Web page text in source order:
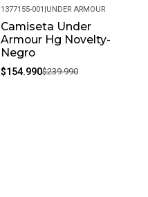
-35%
1377155-001 |UNDER ARMOUR
Camiseta Under
Armour Hg Novelty-
Negro
$154.990$239.990